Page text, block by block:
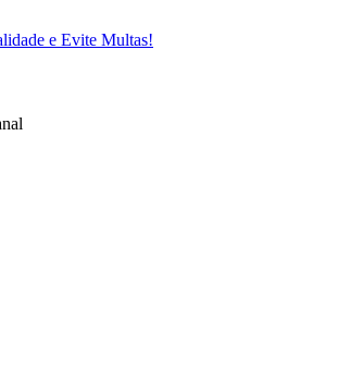
e Evite Multas!